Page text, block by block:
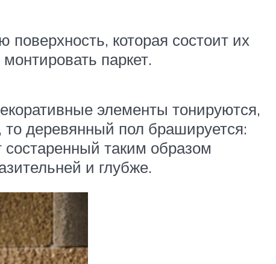
которая состоит их
паркет.
элементы тонируются,
деревянный пол брашируется:
состаренный таким образом
и глубже.